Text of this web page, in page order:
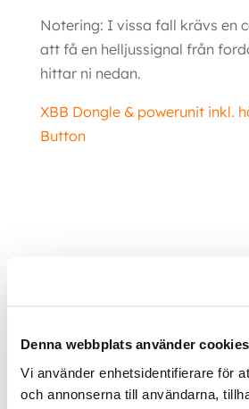
Denna webbplats använder cookies
Vi använder enhetsidentifierare för
och annonserna till användarna,
Notering: I vissa fall krävs en
att få en helljussignal från
hittar ni nedan.
XBB Dongle & powerunit inkl.
Button
Inom &